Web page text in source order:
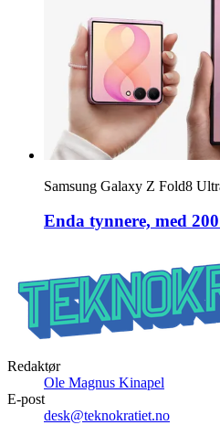
Samsung Galaxy Z Fold8
Enda tynnere, med
Redaktør
Ole Magnus Kinapel
E-post
desk@teknokratiet.no